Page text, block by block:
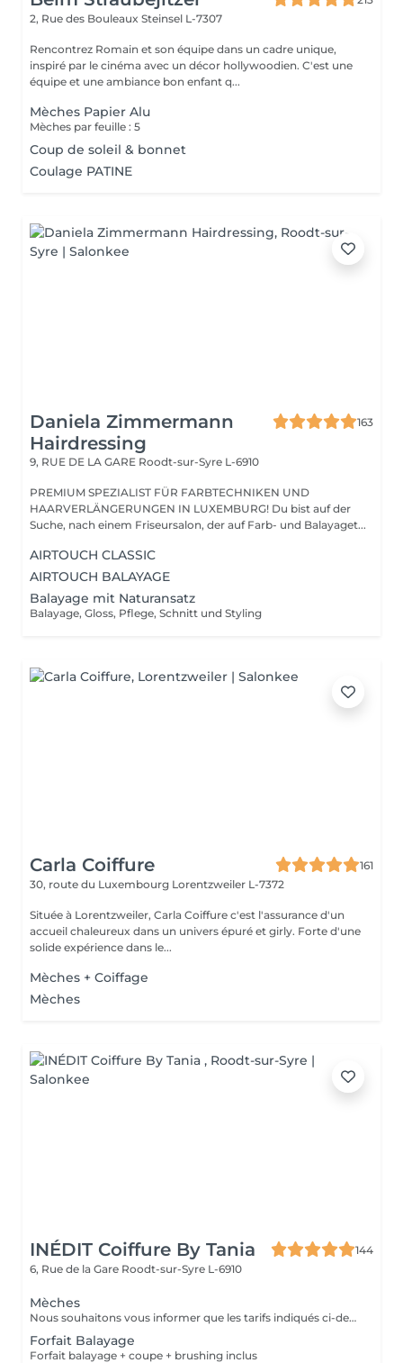
2, Rue des Bouleaux Steinsel L-7307
Rencontrez Romain et son équipe dans un cadre unique,
inspiré par le cinéma avec un décor hollywoodien. C'est une
équipe et une ambiance bon enfant q...
Mèches Papier Alu
Mèches par feuille : 5
Coup de soleil & bonnet
Coulage PATINE
Daniela Zimmermann
Hairdressing
163
9, RUE DE LA GARE Roodt-sur-Syre L-6910
PREMIUM SPEZIALIST FÜR FARBTECHNIKEN UND
HAARVERLÄNGERUNGEN IN LUXEMBURG! Du bist auf der
Suche, nach einem Friseursalon, der auf Farb- und Balayaget...
AIRTOUCH CLASSIC
AIRTOUCH BALAYAGE
Balayage mit Naturansatz
Balayage, Gloss, Pflege, Schnitt und Styling
Carla Coiffure
161
30, route du Luxembourg Lorentzweiler L-7372
Située à Lorentzweiler, Carla Coiffure c'est l'assurance d'un
accueil chaleureux dans un univers épuré et girly. Forte d'une
solide expérience dans le...
Mèches + Coiffage
Mèches
INÉDIT Coiffure By Tania
144
6, Rue de la Gare Roodt-sur-Syre L-6910
Mèches
Nous souhaitons vous informer que les tarifs indiqués ci-dessus sont les tarifs de base et à titre informatif uniquement. Il est important de noter que le coût de votre prestation peut varier en fonction de différents facteurs tels que la masse de vos cheveux, la technique utilisée, la quantité de produits nécessaires et la durée de la prestation. Chez notre salon, nous offrons un service personnalisé pour chaque cliente, ce qui signifie que les tarifs peuvent être ajustés en fonction de vos besoins spécifiques. Afin d'obtenir un devis plus précis, nous vous invitons à vous rendre au salon pour une consultation. Notre équipe d'experts sera en mesure d'évaluer vos besoins et de vous fournir un devis approximatif en fonction de vos préférences. Veuillez noter que les tarifs ne sont pas fixes et peuvent varier en fonction des services supplémentaires que vous souhaitez inclure dans votre prestation, tels que la patine, le brushing, la coupe, et tout autre traitement supplémentaire. Nous tenons à offrir une expérience sur mesure à nos clientes et à garantir la satisfaction de chacune d'entre vous. Pour toute question ou demande de renseignements complémentaires, n'hésitez pas à nous contacter. Nous serons ravis de vous aider. Merci de votre compréhension et nous avons hâte de vous accueillir dans notre salon. Cordialement, L'équipe du salon.
Forfait Balayage
Forfait balayage + coupe + brushing inclus